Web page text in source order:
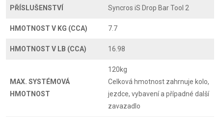
PŘÍSLUŠENSTVÍ Syncros iS Drop Bar Tool 2
HMOTNOST V KG (CCA) 7.7
HMOTNOST V LB (CCA) 16.98
MAX. SYSTÉMOVÁ
HMOTNOST
120kg
Celková hmotnost zahrnuje kolo,
jezdce, vybavení a případné další
zavazadlo